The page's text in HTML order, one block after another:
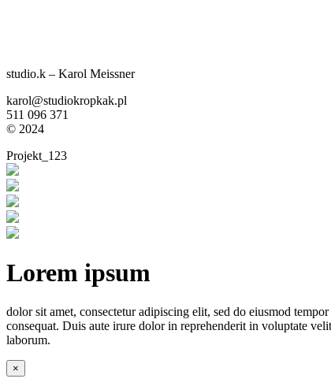
studio.k – Karol Meissner
karol@studiokropkak.pl
511 096 371
© 2024
Projekt_123
Lorem ipsum
dolor sit amet, consectetur adipiscing elit, sed do eiusmod
consequat. Duis aute irure dolor in reprehenderit in voluptate
laborum.
×